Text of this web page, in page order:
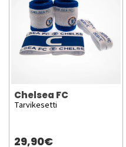
Chelsea FC
Tarvikesetti
29,90€